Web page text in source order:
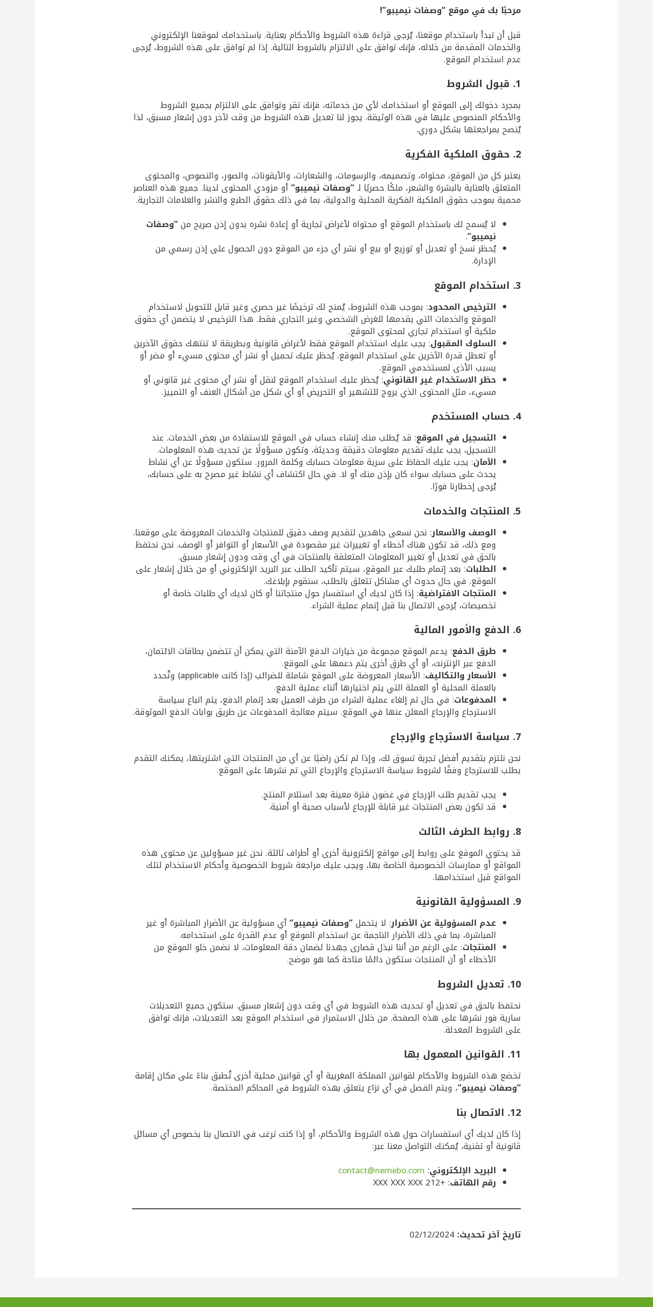
مرحبًا بك في موقع “وصفات نيميبو”!
قبل أن تبدأ باستخدام موقعنا، يُرجى قراءة هذه الشروط والأحكام بعناية. باستخدامك لموقعنا الإلكتروني
والخدمات المقدمة من خلاله، فإنك توافق على الالتزام بالشروط التالية. إذا لم توافق على هذه الشروط، يُرجى
عدم استخدام الموقع.
1. قبول الشروط
بمجرد دخولك إلى الموقع أو استخدامك لأي من خدماته، فإنك تقر وتوافق على الالتزام بجميع الشروط
والأحكام المنصوص عليها في هذه الوثيقة. يجوز لنا تعديل هذه الشروط من وقت لآخر دون إشعار مسبق، لذا
يُنصح بمراجعتها بشكل دوري.
2. حقوق الملكية الفكرية
يعتبر كل من الموقع، محتواه، وتصميمه، والرسومات، والشعارات، والأيقونات، والصور، والنصوص، والمحتوى
المتعلق بالعناية بالبشرة والشعر، ملكًا حصريًا لـ“وصفات نيميبو“أو مزودي المحتوى لدينا. جميع هذه العناصر
محمية بموجب حقوق الملكية الفكرية المحلية والدولية، بما في ذلك حقوق الطبع والنشر والعلامات التجارية.
لا يُسمح لك باستخدام الموقع أو محتواه لأغراض تجارية أو إعادة نشره بدون إذن صريح من“وصفات
نيميبو“
.
يُحظر نسخ أو تعديل أو توزيع أو بيع أو نشر أي جزء من الموقع دون الحصول على إذن رسمي من
الإدارة.
3. استخدام الموقع
الترخيص المحدود: بموجب هذه الشروط، يُمنح لك ترخيصًا غير حصري وغير قابل للتحويل لاستخدام
الموقع والخدمات التي يقدمها للغرض الشخصي وغير التجاري فقط. هذا الترخيص لا يتضمن أي حقوق
ملكية أو استخدام تجاري لمحتوى الموقع.
السلوك المقبول: يجب عليك استخدام الموقع فقط لأغراض قانونية وبطريقة لا تنتهك حقوق الآخرين
أو تعطل قدرة الآخرين على استخدام الموقع. يُحظر عليك تحميل أو نشر أي محتوى مسيء أو مضر أو
يسبب الأذى لمستخدمي الموقع.
حظر الاستخدام غير القانوني: يُحظر عليك استخدام الموقع لنقل أو نشر أي محتوى غير قانوني أو
مسيء، مثل المحتوى الذي يروج للتشهير أو التحريض أو أي شكل من أشكال العنف أو التمييز.
4. حساب المستخدم
التسجيل في الموقع: قد يُطلب منك إنشاء حساب في الموقع للاستفادة من بعض الخدمات. عند
التسجيل، يجب عليك تقديم معلومات دقيقة وحديثة، وتكون مسؤولًا عن تحديث هذه المعلومات.
الأمان: يجب عليك الحفاظ على سرية معلومات حسابك وكلمة المرور. ستكون مسؤولًا عن أي نشاط
يحدث على حسابك سواء كان بإذن منك أو لا. في حال اكتشاف أي نشاط غير مصرح به على حسابك،
يُرجى إخطارنا فورًا.
5. المنتجات والخدمات
الوصف والأسعار: نحن نسعى جاهدين لتقديم وصف دقيق للمنتجات والخدمات المعروضة على موقعنا.
ومع ذلك، قد تكون هناك أخطاء أو تغييرات غير مقصودة في الأسعار أو التوافر أو الوصف. نحن نحتفظ
بالحق في تعديل أو تغيير المعلومات المتعلقة بالمنتجات في أي وقت ودون إشعار مسبق.
الطلبات: بعد إتمام طلبك عبر الموقع، سيتم تأكيد الطلب عبر البريد الإلكتروني أو من خلال إشعار على
الموقع. في حال حدوث أي مشاكل تتعلق بالطلب، سنقوم بإبلاغك.
المنتجات الافتراضية: إذا كان لديك أي استفسار حول منتجاتنا أو كان لديك أي طلبات خاصة أو
تخصيصات، يُرجى الاتصال بنا قبل إتمام عملية الشراء.
6. الدفع والأمور المالية
طرق الدفع: يدعم الموقع مجموعة من خيارات الدفع الآمنة التي يمكن أن تتضمن بطاقات الائتمان،
الدفع عبر الإنترنت، أو أي طرق أخرى يتم دعمها على الموقع.
الأسعار والتكاليف : الأسعار المعروضة على الموقع شاملة للضرائب (إذا كانت applicable) وتُحدد
بالعملة المحلية أو العملة التي يتم اختيارها أثناء عملية الدفع.
المدفوعات: في حال تم إلغاء عملية الشراء من طرف العميل بعد إتمام الدفع، يتم اتباع سياسة
الاسترجاع والإرجاع المعلن عنها في الموقع. سيتم معالجة المدفوعات عن طريق بوابات الدفع الموثوقة.
7. سياسة الاسترجاع والإرجاع
نحن نلتزم بتقديم أفضل تجربة تسوق لك، وإذا لم تكن راضيًا عن أي من المنتجات التي اشتريتها، يمكنك التقدم
بطلب للاسترجاع وفقًا لشروط سياسة الاسترجاع والإرجاع التي تم نشرها على الموقع.
يجب تقديم طلب الإرجاع في غضون فترة معينة بعد استلام المنتج.
قد تكون بعض المنتجات غير قابلة للإرجاع لأسباب صحية أو أمنية.
8. روابط الطرف الثالث
قد يحتوي الموقع على روابط إلى مواقع إلكترونية أخرى أو أطراف ثالثة. نحن غير مسؤولين عن محتوى هذه
المواقع أو ممارسات الخصوصية الخاصة بها، ويجب عليك مراجعة شروط الخصوصية وأحكام الاستخدام لتلك
المواقع قبل استخدامها.
9. المسؤولية القانونية
عدم المسؤولية عن الأضرار: لا يتحمل“وصفات نيميبو“أي مسؤولية عن الأضرار المباشرة أو غير
المباشرة، بما في ذلك الأضرار الناجمة عن استخدام الموقع أو عدم القدرة على استخدامه.
المنتجات: على الرغم من أننا نبذل قصارى جهدنا لضمان دقة المعلومات، لا نضمن خلو الموقع من
الأخطاء أو أن المنتجات ستكون دائمًا متاحة كما هو موضح.
10. تعديل الشروط
نحتفظ بالحق في تعديل أو تحديث هذه الشروط في أي وقت دون إشعار مسبق. ستكون جميع التعديلات
سارية فور نشرها على هذه الصفحة. من خلال الاستمرار في استخدام الموقع بعد التعديلات، فإنك توافق
على الشروط المعدلة.
11. القوانين المعمول بها
تخضع هذه الشروط والأحكام لقوانين المملكة المغربية أو أي قوانين محلية أخرى تُطبق بناءً على مكان إقامة
“وصفات نيميبو“، ويتم الفصل في أي نزاع يتعلق بهذه الشروط في المحاكم المختصة.
12. الاتصال بنا
إذا كان لديك أي استفسارات حول هذه الشروط والأحكام، أو إذا كنت ترغب في الاتصال بنا بخصوص أي مسائل
قانونية أو تقنية، يُمكنك التواصل معنا عبر:
البريد الإلكتروني:
contact@nemebo.com
رقم الهاتف: +212 XXX XXX XXX
تاريخ آخر تحديث: